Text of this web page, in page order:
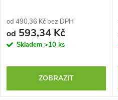
od 490,36 Kč bez DPH
od 593,34 Kč
Skladem >10 ks
ZOBRAZIT